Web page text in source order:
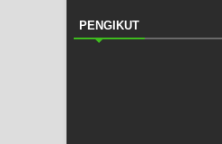
PENGIKUT